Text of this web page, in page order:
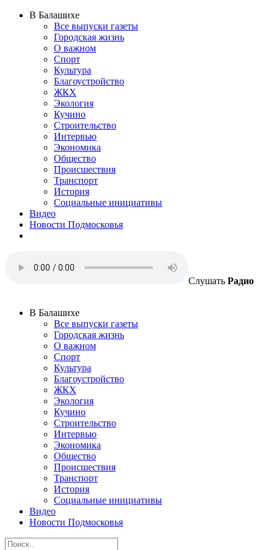
В Балашихе
Все выпуски газеты
Городская жизнь
О важном
Спорт
Культура
Благоустройство
ЖКХ
Экология
Кучино
Строительство
Интервью
Экономика
Общество
Происшествия
Транспорт
История
Социальные инициативы
Видео
Новости Подмосковья
Слушать Радио
В Балашихе
Все выпуски газеты
Городская жизнь
О важном
Спорт
Культура
Благоустройство
ЖКХ
Экология
Кучино
Строительство
Интервью
Экономика
Общество
Происшествия
Транспорт
История
Социальные инициативы
Видео
Новости Подмосковья